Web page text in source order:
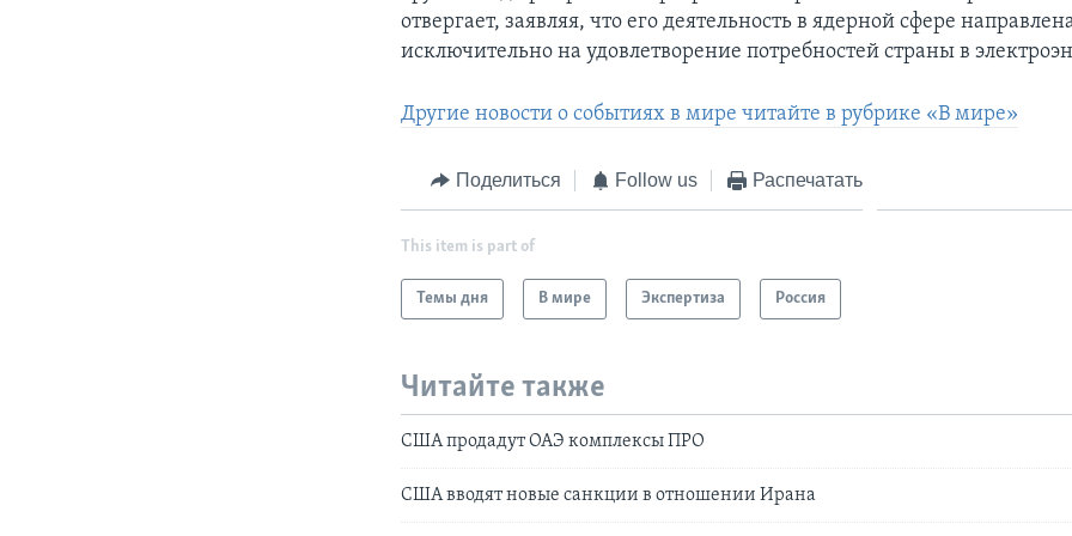
отвергает, заявляя, что его деятельность в ядерной сфере
исключительно на удовлетворение потребностей страны в
Другие новости о событиях в мире читайте в рубрике «В мире»
Поделиться Follow us Распечатать
This item is part of
Темы дня В мире Экспертиза Россия
Читайте также
США продадут ОАЭ комплексы ПРО
США вводят новые санкции в отношении Ирана